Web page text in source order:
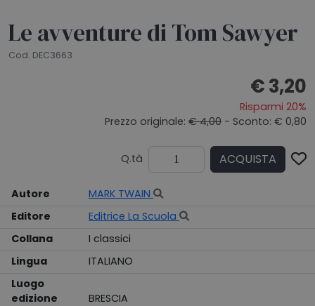
Le avventure di Tom Sawyer
Cod. DEC3663
€ 3,20
Risparmi 20%
Prezzo originale: € 4,00 - Sconto: € 0,80
Q.tà ACQUISTA
Autore
MARK TWAIN
Editore
Editrice La Scuola
Collana
I classici
Lingua
ITALIANO
Luogo
edizione
BRESCIA